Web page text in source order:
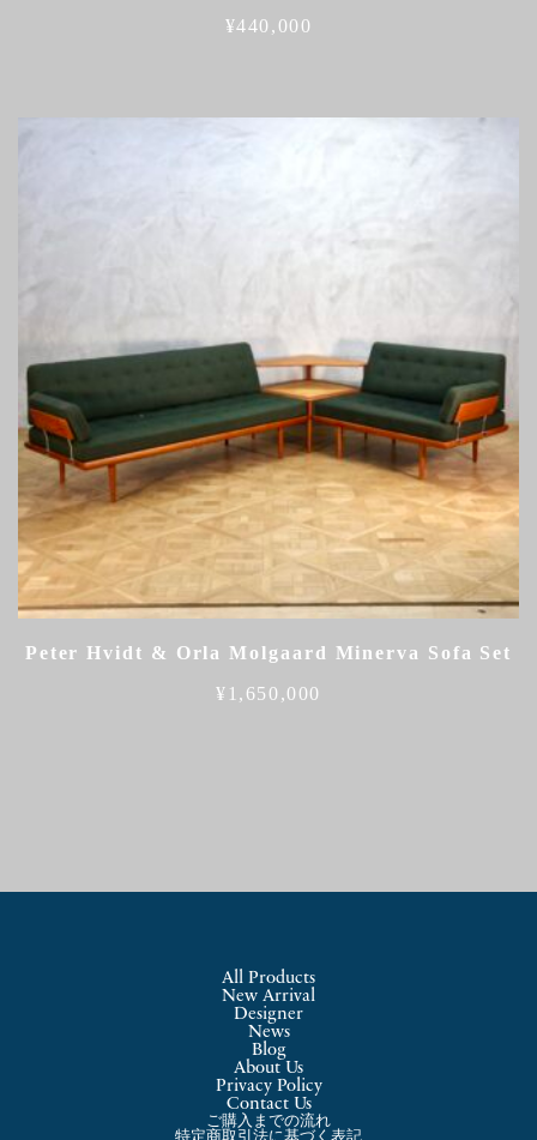
¥440,000
Peter Hvidt & Orla Molgaard Minerva Sofa Set
¥ 1,650,000
All Products
New Arrival
Designer
News
Blog
About Us
Privacy Policy
Contact Us
ご購入までの流れ